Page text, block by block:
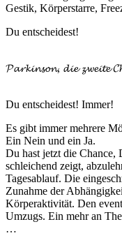
Gestik, Körperstarre,
Du entscheidest!
𝓟𝓪𝓻𝓴𝓲𝓷𝓼𝓸𝓷, 𝓭𝓲𝓮 𝔃𝔀𝓮𝓲𝓽𝓮
Du entscheidest! Immer!
Es gibt immer mehrere
Ein Nein und ein Ja.
Du hast jetzt die Chance,
schleichend zeigt,
Tagesablauf. Die
Zunahme der
Körperaktivität. Den
Umzugs. Ein mehr an
…